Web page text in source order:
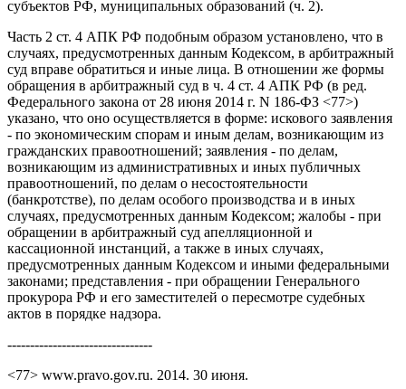
субъектов РФ, муниципальных образований (ч. 2).
Часть 2 ст. 4 АПК РФ подобным образом установлено, что в
случаях, предусмотренных данным Кодексом, в арбитражный
суд вправе обратиться и иные лица. В отношении же формы
обращения в арбитражный суд в ч. 4 ст. 4 АПК РФ (в ред.
Федерального закона от 28 июня 2014 г. N 186-ФЗ <77>)
указано, что оно осуществляется в форме: искового заявления
- по экономическим спорам и иным делам, возникающим из
гражданских правоотношений; заявления - по делам,
возникающим из административных и иных публичных
правоотношений, по делам о несостоятельности
(банкротстве), по делам особого производства и в иных
случаях, предусмотренных данным Кодексом; жалобы - при
обращении в арбитражный суд апелляционной и
кассационной инстанций, а также в иных случаях,
предусмотренных данным Кодексом и иными федеральными
законами; представления - при обращении Генерального
прокурора РФ и его заместителей о пересмотре судебных
актов в порядке надзора.
--------------------------------
<77> www.pravo.gov.ru. 2014. 30 июня.